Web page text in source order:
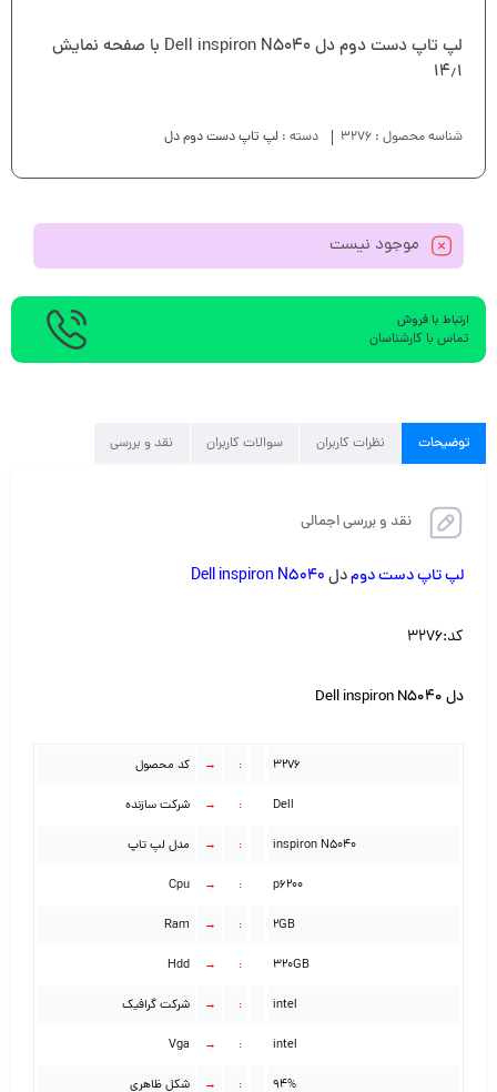
لپ تاپ دست دوم دل Dell inspiron N5040 با صفحه نمایش
۱۴٫۱
شناسه محصول : 3276 دسته : لپ تاپ دست دوم دل
موجود نیست
ارتباط با فروش
تماس با کارشناسان
توضیحات نظرات کاربران سوالات کاربران نقد و بررسی
نقد و بررسی اجمالی
لپ تاپ دست دومدل
کد:۳۲۷۶
دل Dell inspiron N5040
۳۲۷۶ :
→ کد محصول
Dell
:
→ شرکت سازنده
inspiron N5040
:
→ مدل لپ تاپ
p6200
:
→
Cpu
۲GB :
→
Ram
۳۲۰GB :
→
Hdd
intel
:
→ شرکت گرافیک
intel
:
→
Vga
۹۴% :
→ شکل ظاهری